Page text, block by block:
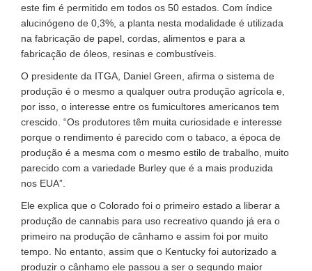
este fim é permitido em todos os 50 estados. Com índice
alucinógeno de 0,3%, a planta nesta modalidade é utilizada
na fabricação de papel, cordas, alimentos e para a
fabricação de óleos, resinas e combustíveis.
O presidente da ITGA, Daniel Green, afirma o sistema de
produção é o mesmo a qualquer outra produção agrícola e,
por isso, o interesse entre os fumicultores americanos tem
crescido. “Os produtores têm muita curiosidade e interesse
porque o rendimento é parecido com o tabaco, a época de
produção é a mesma com o mesmo estilo de trabalho, muito
parecido com a variedade Burley que é a mais produzida
nos EUA”.
Ele explica que o Colorado foi o primeiro estado a liberar a
produção de cannabis para uso recreativo quando já era o
primeiro na produção de cânhamo e assim foi por muito
tempo. No entanto, assim que o Kentucky foi autorizado a
produzir o cânhamo ele passou a ser o segundo maior